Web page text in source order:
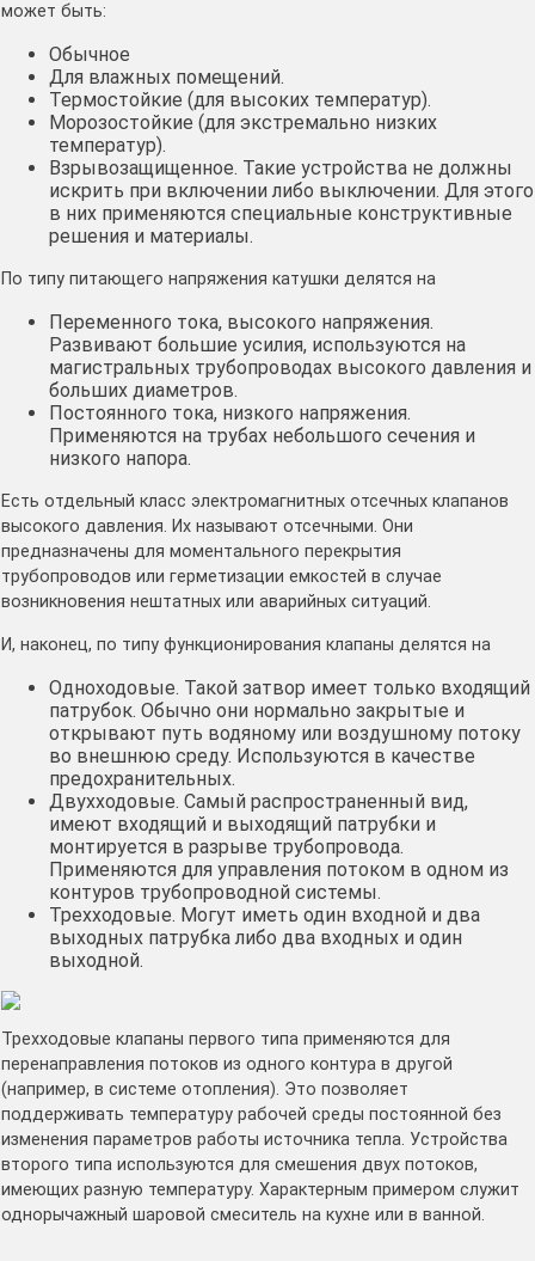
может быть:
Обычное
Для влажных помещений.
Термостойкие (для высоких температур).
Морозостойкие (для экстремально низких
температур).
Взрывозащищенное. Такие устройства не должны
искрить при включении либо выключении. Для этого
в них применяются специальные конструктивные
решения и материалы.
По типу питающего напряжения катушки делятся на
Переменного тока, высокого напряжения.
Развивают большие усилия, используются на
магистральных трубопроводах высокого давления и
больших диаметров.
Постоянного тока, низкого напряжения.
Применяются на трубах небольшого сечения и
низкого напора.
Есть отдельный класс электромагнитных отсечных клапанов
высокого давления. Их называют отсечными. Они
предназначены для моментального перекрытия
трубопроводов или герметизации емкостей в случае
возникновения нештатных или аварийных ситуаций.
И, наконец, по типу функционирования клапаны делятся на
Одноходовые. Такой затвор имеет только входящий
патрубок. Обычно они нормально закрытые и
открывают путь водяному или воздушному потоку
во внешнюю среду. Используются в качестве
предохранительных.
Двухходовые. Самый распространенный вид,
имеют входящий и выходящий патрубки и
монтируется в разрыве трубопровода.
Применяются для управления потоком в одном из
контуров трубопроводной системы.
Трехходовые. Могут иметь один входной и два
выходных патрубка либо два входных и один
выходной.
Трехходовые клапаны первого типа применяются для
перенаправления потоков из одного контура в другой
(например, в системе отопления). Это позволяет
поддерживать температуру рабочей среды постоянной без
изменения параметров работы источника тепла. Устройства
второго типа используются для смешения двух потоков,
имеющих разную температуру. Характерным примером служит
однорычажный шаровой смеситель на кухне или в ванной.